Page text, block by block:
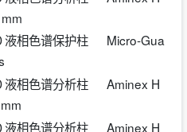
液相色谱保护柱
Micro-Gua
液相色谱分析柱
Aminex H
液相色谱分析柱
Aminex H